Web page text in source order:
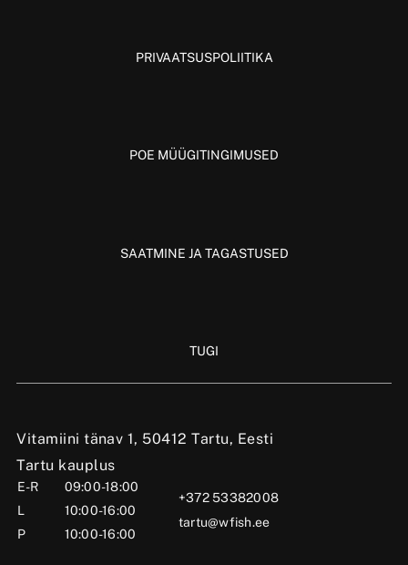
Vitamiini tänav 1, 50412 Tartu, Eesti
Tartu kauplus
E-R
09:00-18:00
L
10:00-16:00
P
10:00-16:00
+372 53382008
tartu@wfish.ee
PRIVAATSUSPOLIITIKA
POE MÜÜGITINGIMUSED
SAATMINE JA TAGASTUSED
TUGI